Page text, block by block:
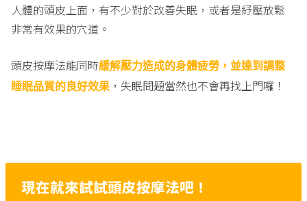
人體的頭皮上面，有不少對於改善失眠，或者是紓壓放鬆
非常有效果的穴道。
頭皮按摩法能同時緩解壓力造成的身體疲勞，並達到調整
睡眠品質的良好效果，失眠問題當然也不會再找上門囉！
現在就來試試頭皮按摩法吧！